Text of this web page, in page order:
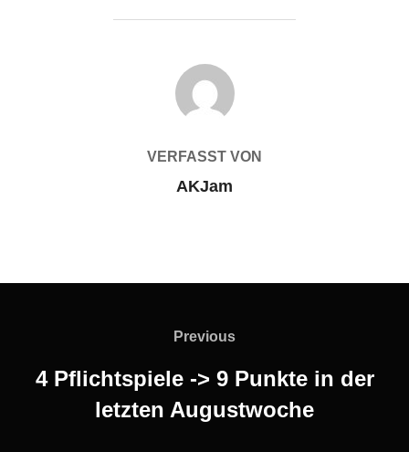
BEITRAGSAUTOR
VERFASST VON
AKJam
Previous
Previous
4 Pflichtspiele -> 9 Punkte in der
letzten Augustwoche